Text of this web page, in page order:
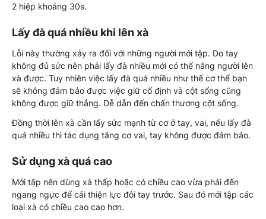
2 hiệp khoảng 30s.
Lấy đà quá nhiều khi lên xà
Lỗi này thường xảy ra đối với những người mới tập. Do tay
không đủ sức nên phải lấy đà nhiều mới có thể nâng người lên
xà được. Tuy nhiên việc lấy đà quá nhiều như thế cơ thể bạn
sẽ không đảm bảo được việc giữ cố định và cột sống cũng
không được giữ thẳng. Dễ dẫn đến chấn thương cột sống.
Đồng thời lên xà cần lấy sức mạnh từ cơ ở tay, vai, nếu lấy đà
quá nhiều thì tác dụng tăng cơ vai, tay không được đảm bảo.
Sử dụng xà quá cao
Mới tập nên dùng xà thấp hoặc có chiều cao vừa phải đến
ngang ngực để cải thiện lực đôi tay trước. Sau đó mới tập các
loại xà có chiều cao cao hơn.